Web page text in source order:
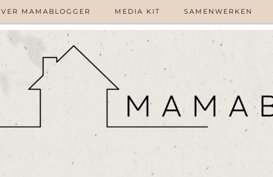
MAMABLOGGER MEDIA KIT SAMENWERKEN